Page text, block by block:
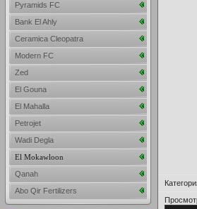
Pyramids FC
Bank El Ahly
Ceramica Cleopatra
Modern FC
Zed
El Gouna
El Mahalla
Petrojet
Wadi Degla
El Mokawloon
Qanah
Abo Qir Fertilizers